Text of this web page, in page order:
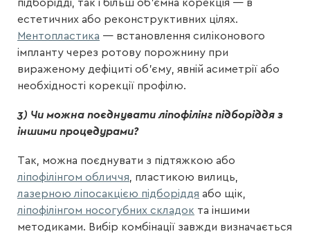
підборідді, так і більш об’ємна корекція — в
естетичних або реконструктивних цілях.
Ментопластика — встановлення силіконового
імпланту через ротову порожнину при
вираженому дефіциті об’єму, явній асиметрії або
необхідності корекції профілю.
3) Чи можна поєднувати ліпофілінг підборіддя з
іншими процедурами?
Так, можна поєднувати з підтяжкою або
ліпофілінгом обличчя, пластикою вилиць,
лазерною ліпосакцією підборіддя або щік,
ліпофілінгом носогубних складок та іншими
методиками. Вибір комбінації завжди визначається